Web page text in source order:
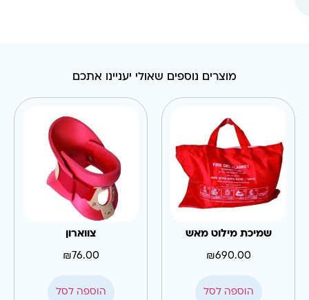
מוצרים נוספים שאולי יעניינו אתכם
שמיכת מילוט מאש
₪690.00
הוספה לסל
צווארון
₪76.00
הוספה לסל